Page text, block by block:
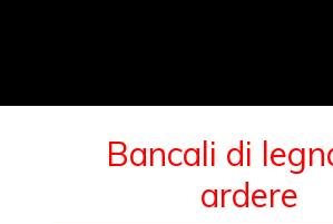
Bancali di
ardere